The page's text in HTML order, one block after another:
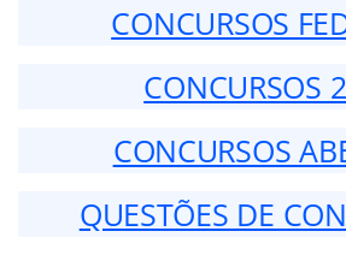
CONCURSOS
CONCURSOS
CONCURSOS
QUESTÕES DE